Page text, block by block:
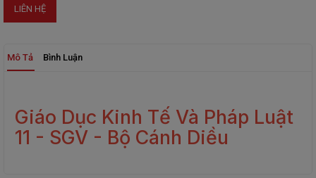
LIÊN HỆ
Mô Tả Bình Luận
Giáo Dục Kinh Tế Và Pháp Luật
11 - SGV - Bộ Cánh Diều